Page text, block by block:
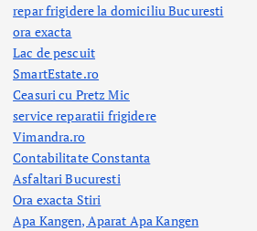
repar frigidere la domiciliu Bucuresti
ora exacta
Lac de pescuit
SmartEstate.ro
Ceasuri cu Pretz Mic
service reparatii frigidere
Vimandra.ro
Contabilitate Constanta
Asfaltari Bucuresti
Ora exacta Stiri
Apa Kangen, Aparat Apa Kangen